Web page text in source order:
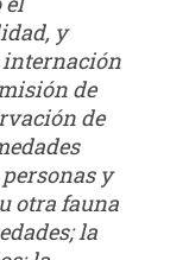
y
internación
de
de
y
otra fauna
la